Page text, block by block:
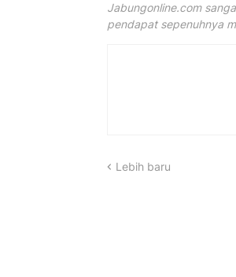
Jabungonline.com
pendapat sepenuhnya
Lebih baru